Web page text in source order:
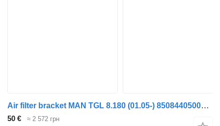
Air filter bracket MAN TGL 8.180 (01.05-) 85084405006 до тягача MAN TGL, TGM, TGS, TGX (2005-2021)
50 € ≈ 2 572 грн